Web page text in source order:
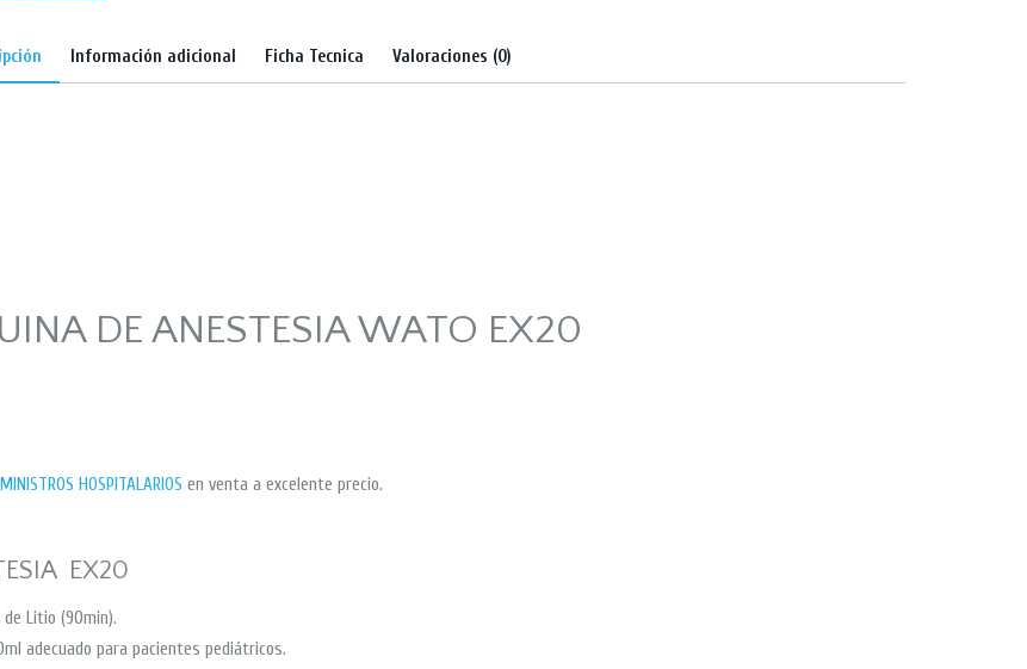
Información adicional Ficha Tecnica Valoraciones (0)
DE ANESTESIA WATO EX20
HOSPITALARIOS en venta a excelente precio.
EX20
Litio (90min).
adecuado para pacientes pediátricos.